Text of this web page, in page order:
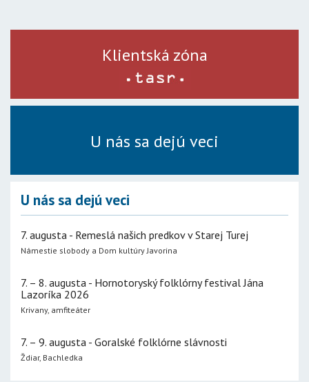
Klientská zóna
U nás sa dejú veci
U nás sa dejú veci
7. augusta - Remeslá našich predkov v Starej Turej
Námestie slobody a Dom kultúry Javorina
7. – 8. augusta - Hornotoryský folklórny festival Jána
Lazoríka 2026
Krivany, amfiteáter
7. – 9. augusta - Goralské folklórne slávnosti
Ždiar, Bachledka